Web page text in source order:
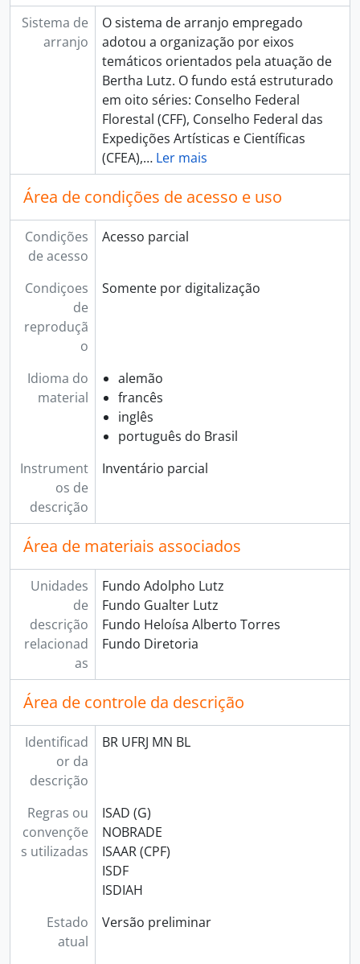
Sistema de
arranjo
O sistema de arranjo empregado
adotou a organização por eixos
temáticos orientados pela atuação de
Bertha Lutz. O fundo está estruturado
em oito séries: Conselho Federal
Florestal (CFF), Conselho Federal das
Expedições Artísticas e Científicas
(CFEA),… Ler mais
Área de condições de acesso e uso
Condições
de acesso
Acesso parcial
Condiçoes
de
reproduçã
o
Somente por digitalização
Idioma do
material
alemão
francês
inglês
português do Brasil
Instrument
os de
descrição
Inventário parcial
Área de materiais associados
Unidades
de
descrição
relacionad
as
Fundo Adolpho Lutz
Fundo Gualter Lutz
Fundo Heloísa Alberto Torres
Fundo Diretoria
Área de controle da descrição
Identificad
or da
descrição
BR UFRJ MN BL
Regras ou
convençõe
s utilizadas
ISAD (G)
NOBRADE
ISAAR (CPF)
ISDF
ISDIAH
Estado
atual
Versão preliminar